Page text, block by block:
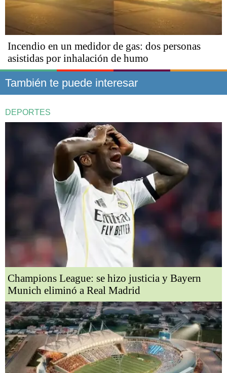
Incendio en un medidor de gas: dos personas
asistidas por inhalación de humo
También te puede interesar
DEPORTES
Champions League: se hizo justicia y Bayern
Munich eliminó a Real Madrid